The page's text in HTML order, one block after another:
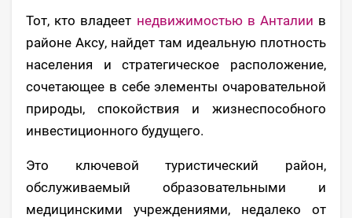
Тот, кто владеет недвижимостью в Анталии в
районе Аксу, найдет там идеальную плотность
населения и стратегическое расположение,
сочетающее в себе элементы очаровательной
природы, спокойствия и жизнеспособного
инвестиционного будущего.
Это ключевой туристический район,
обслуживаемый образовательными и
медицинскими учреждениями, недалеко от